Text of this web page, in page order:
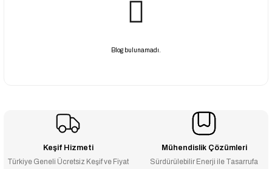
Blog bulunamadı.
Keşif Hizmeti
Türkiye Geneli Ücretsiz Keşif ve Fiyat
Mühendislik Çözümleri
Sürdürülebilir Enerji ile Tasarrufa